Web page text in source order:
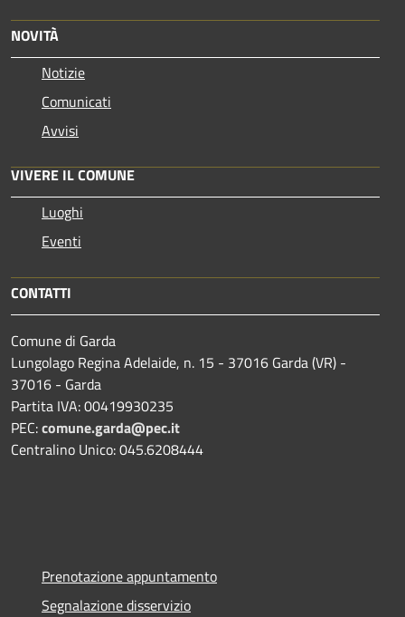
NOVITÀ
Notizie
Comunicati
Avvisi
VIVERE IL COMUNE
Luoghi
Eventi
CONTATTI
Comune di Garda
Lungolago Regina Adelaide, n. 15 - 37016 Garda (VR) -
37016 - Garda
Partita IVA: 00419930235
PEC:comune.garda@pec.it
Centralino Unico: 045.6208444
Prenotazione appuntamento
Segnalazione disservizio